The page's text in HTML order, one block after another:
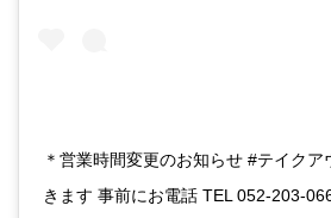
＊営業時間変更のお知らせ #テイク
きます 事前にお電話 TEL 052-203-